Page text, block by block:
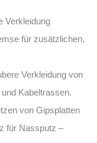
Verkleidung
für zusätzlichen,
Verkleidung von
Kabeltrassen.
von Gipsplatten
für Nassputz –